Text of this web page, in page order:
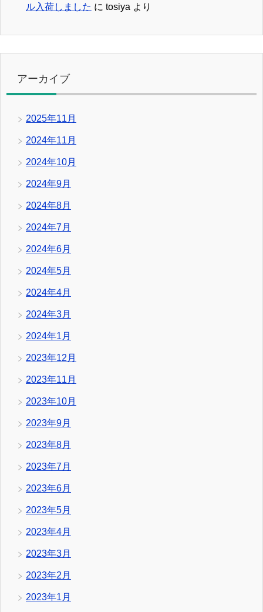
ル入荷しました に tosiya より
アーカイブ
2025年11月
2024年11月
2024年10月
2024年9月
2024年8月
2024年7月
2024年6月
2024年5月
2024年4月
2024年3月
2024年1月
2023年12月
2023年11月
2023年10月
2023年9月
2023年8月
2023年7月
2023年6月
2023年5月
2023年4月
2023年3月
2023年2月
2023年1月